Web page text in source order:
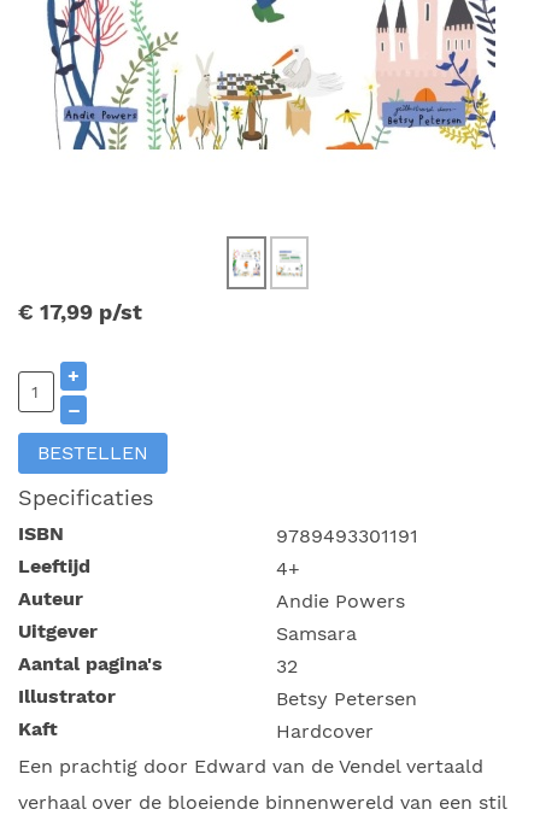
€ 17,99 p/st
+
–
BESTELLEN
Specificaties
ISBN
9789493301191
Leeftijd
4+
Auteur
Andie Powers
Uitgever
Samsara
Aantal pagina's
32
Illustrator
Betsy Petersen
Kaft
Hardcover
Een prachtig door Edward van de Vendel vertaald
verhaal over de bloeiende binnenwereld van een stil